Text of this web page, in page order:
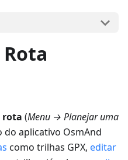
rota (Menu → Planejar uma
aplicativo OsmAnd
como trilhas GPX, editar